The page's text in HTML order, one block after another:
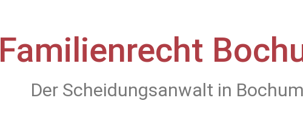
Familienrecht
Der Scheidungsanwalt in Bochum